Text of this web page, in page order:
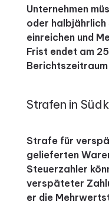
Unternehmen
oder
einreichen und
Frist endet am
Strafen in
Strafe für
gelieferten
Steuerzahler
verspäteter
er die